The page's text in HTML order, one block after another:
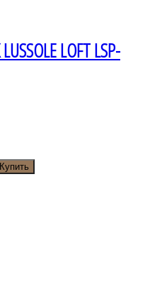
LOFT LSP-